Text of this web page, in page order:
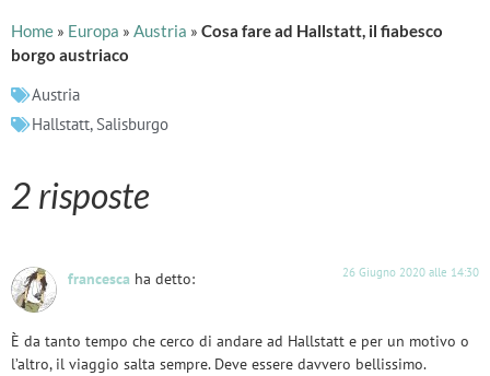
Home » Europa » Austria » Cosa fare ad Hallstatt, il fiabesco
borgo austriaco
Austria
Hallstatt, Salisburgo
2 risposte
francesca ha detto: 26 Giugno 2020 alle 14:30
È da tanto tempo che cerco di andare ad Hallstatt e per un motivo o
l’altro, il viaggio salta sempre. Deve essere davvero bellissimo.